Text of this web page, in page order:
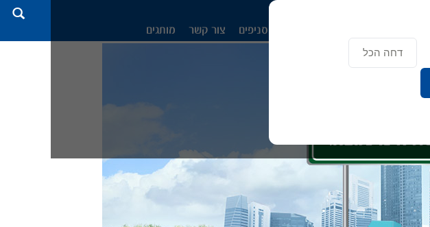
דחה הכל
סניפים צור קשר מותגים